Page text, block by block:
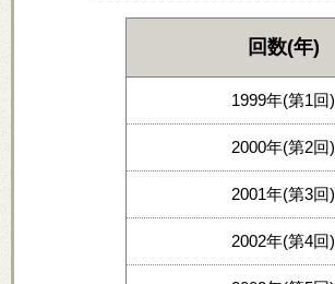
回数(年)
1999年(第1回)
2000年(第2回)
2001年(第3回)
2002年(第4回)